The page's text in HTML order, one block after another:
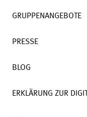
GRUPPENANGEBOTE
PRESSE
BLOG
ERKLÄRUNG ZUR